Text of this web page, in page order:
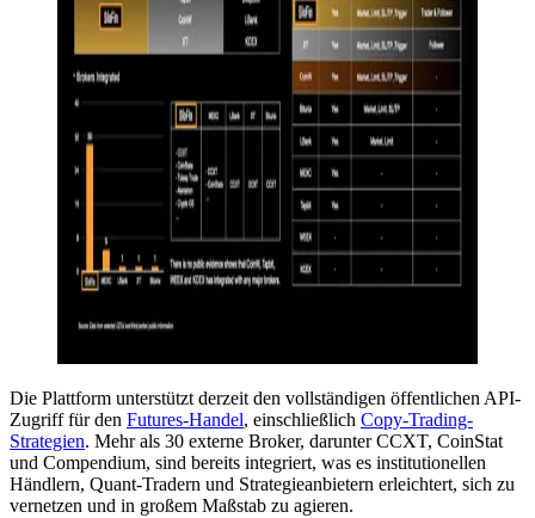
Die Plattform unterstützt derzeit den vollständigen öffentlichen API-
Zugriff für den Futures-Handel, einschließlich Copy-Trading-
Strategien. Mehr als 30 externe Broker, darunter CCXT, CoinStat
und Compendium, sind bereits integriert, was es institutionellen
Händlern, Quant-Tradern und Strategieanbietern erleichtert, sich zu
vernetzen und in großem Maßstab zu agieren.